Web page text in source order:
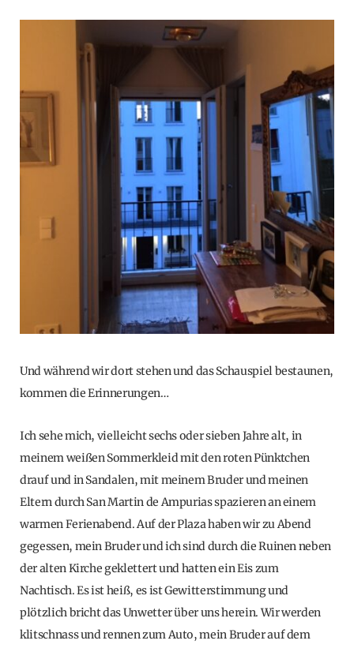
Und während wir dort stehen und das Schauspiel bestaunen,
kommen die Erinnerungen…
Ich sehe mich, vielleicht sechs oder sieben Jahre alt, in
meinem weißen Sommerkleid mit den roten Pünktchen
drauf und in Sandalen, mit meinem Bruder und meinen
Eltern durch San Martin de Ampurias spazieren an einem
warmen Ferienabend. Auf der Plaza haben wir zu Abend
gegessen, mein Bruder und ich sind durch die Ruinen neben
der alten Kirche geklettert und hatten ein Eis zum
Nachtisch. Es ist heiß, es ist Gewitterstimmung und
plötzlich bricht das Unwetter über uns herein. Wir werden
klitschnass und rennen zum Auto, mein Bruder auf dem